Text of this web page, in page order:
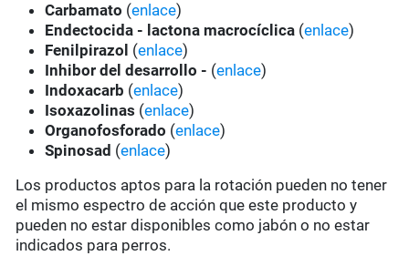
Carbamato (enlace)
Endectocida - lactona macrocíclica (enlace)
Fenilpirazol (enlace)
Inhibor del desarrollo - (enlace)
Indoxacarb (enlace)
Isoxazolinas (enlace)
Organofosforado (enlace)
Spinosad (enlace)
Los productos aptos para la rotación pueden no tener
el mismo espectro de acción que este producto y
pueden no estar disponibles como jabón o no estar
indicados para perros.